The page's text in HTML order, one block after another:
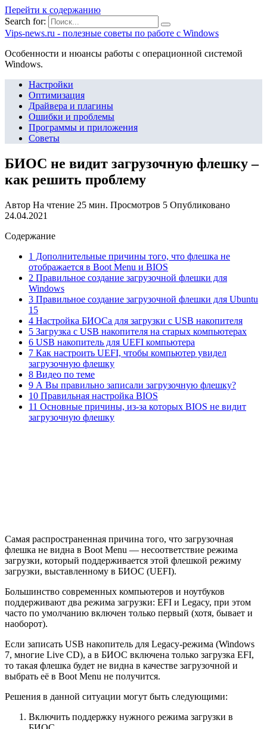
Перейти к содержанию
Search for:
Vips-news.ru - полезные советы по работе с Windows
Особенности и нюансы работы с операционной системой
Windows.
Настройки
Оптимизация
Драйвера и плагины
Ошибки и проблемы
Программы и приложения
Советы
БИОС не видит загрузочную флешку –
как решить проблему
Автор На чтение 25 мин. Просмотров 5 Опубликовано
24.04.2021
Содержание
1 Дополнительные причины того, что флешка не
отображается в Boot Menu и BIOS
2 Правильное создание загрузочной флешки для
Windows
3 Правильное создание загрузочной флешки для Ubuntu
15
4 Настройка БИОСа для загрузки с USB накопителя
5 Загрузка с USB накопителя на старых компьютерах
6 USB накопитель для UEFI компьютера
7 Как настроить UEFI, чтобы компьютер увидел
загрузочную флешку
8 Видео по теме
9 А Вы правильно записали загрузочную флешку?
10 Правильная настройка BIOS
11 Основные причины, из-за которых BIOS не видит
загрузочную флешку
Самая распространенная причина того, что загрузочная
флешка не видна в Boot Menu — несоответствие режима
загрузки, который поддерживается этой флешкой режиму
загрузки, выставленному в БИОС (UEFI).
Большинство современных компьютеров и ноутбуков
поддерживают два режима загрузки: EFI и Legacy, при этом
часто по умолчанию включен только первый (хотя, бывает и
наоборот).
Если записать USB накопитель для Legacy-режима (Windows
7, многие Live CD), а в БИОС включена только загрузка EFI,
то такая флешка будет не видна в качестве загрузочной и
выбрать её в Boot Menu не получится.
Решения в данной ситуации могут быть следующими:
Включить поддержку нужного режима загрузки в